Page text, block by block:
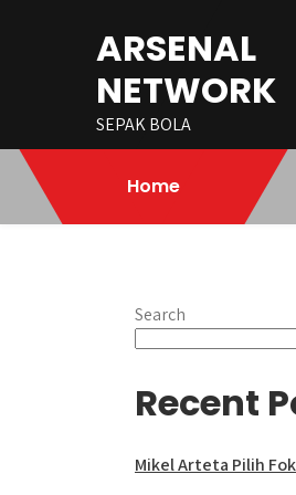
ARSENAL
NETWORK
SEPAK BOLA
Home
Search
Recent
Mikel Arteta Pilih